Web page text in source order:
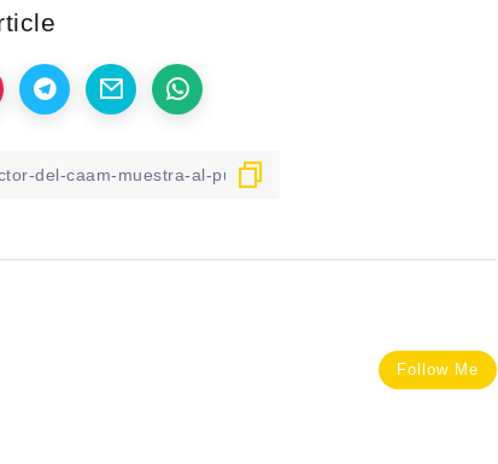
Follow Me